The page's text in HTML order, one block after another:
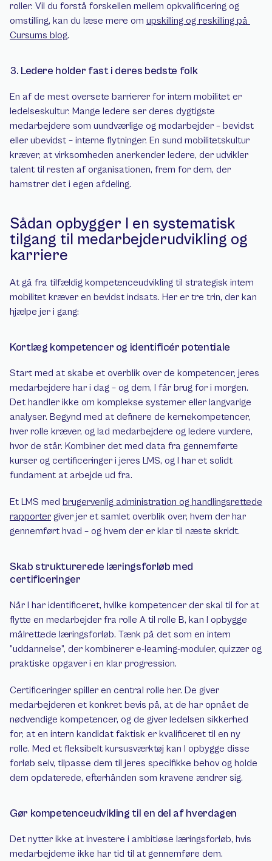
roller. Vil du forstå forskellen mellem opkvalificering og
omstilling, kan du læse mere om upskilling og reskilling på
Cursums blog.
3. Ledere holder fast i deres bedste folk
En af de mest oversete barrierer for intern mobilitet er
ledelseskultur. Mange ledere ser deres dygtigste
medarbejdere som uundværlige og modarbejder – bevidst
eller ubevidst – interne flytninger. En sund mobilitetskultur
kræver, at virksomheden anerkender ledere, der udvikler
talent til resten af organisationen, frem for dem, der
hamstrer det i egen afdeling.
Sådan opbygger I en systematisk
tilgang til medarbejderudvikling og
karriere
At gå fra tilfældig kompetenceudvikling til strategisk intern
mobilitet kræver en bevidst indsats. Her er tre trin, der kan
hjælpe jer i gang:
Kortlæg kompetencer og identificér potentiale
Start med at skabe et overblik over de kompetencer, jeres
medarbejdere har i dag – og dem, I får brug for i morgen.
Det handler ikke om komplekse systemer eller langvarige
analyser. Begynd med at definere de kernekompetencer,
hver rolle kræver, og lad medarbejdere og ledere vurdere,
hvor de står. Kombiner det med data fra gennemførte
kurser og certificeringer i jeres LMS, og I har et solidt
fundament at arbejde ud fra.
Et LMS med brugervenlig administration og handlingsrettede
rapporter giver jer et samlet overblik over, hvem der har
gennemført hvad – og hvem der er klar til næste skridt.
Skab strukturerede læringsforløb med
certificeringer
Når I har identificeret, hvilke kompetencer der skal til for at
flytte en medarbejder fra rolle A til rolle B, kan I opbygge
målrettede læringsforløb. Tænk på det som en intern
”uddannelse”, der kombinerer e-learning-moduler, quizzer og
praktiske opgaver i en klar progression.
Certificeringer spiller en central rolle her. De giver
medarbejderen et konkret bevis på, at de har opnået de
nødvendige kompetencer, og de giver ledelsen sikkerhed
for, at en intern kandidat faktisk er kvalificeret til en ny
rolle. Med et fleksibelt kursusværktøj kan I opbygge disse
forløb selv, tilpasse dem til jeres specifikke behov og holde
dem opdaterede, efterhånden som kravene ændrer sig.
Gør kompetenceudvikling til en del af hverdagen
Det nytter ikke at investere i ambitiøse læringsforløb, hvis
medarbejderne ikke har tid til at gennemføre dem.